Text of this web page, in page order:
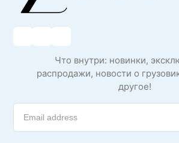
Что внутри: новинки,
распродажи, новости о
другое!